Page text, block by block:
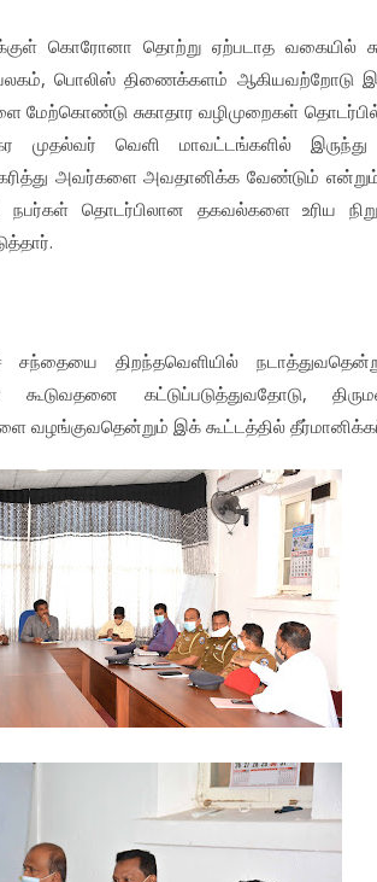
கொரோனா தொற்று ஏற்படாத வகையில்
பொலிஸ் திணைக்களம் ஆகியவற்றோடு
மேற்கொண்டு சுகாதார வழிமுறைகள்
முதல்வர் வெளி மாவட்டங்களில் இருந்து
அவர்களை அவதானிக்க வேண்டும்
நபர்கள் தொடர்பிலான தகவல்களை உரிய
திறந்தவெளியில்
கட்டுப்படுத்துவதோடு,
வழங்குவதென்றும் இக் கூட்டத்தில்